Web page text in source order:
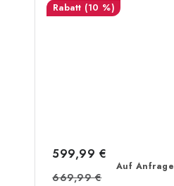
(10 %)
Auf Anfrage
599,99 €
669,99 €